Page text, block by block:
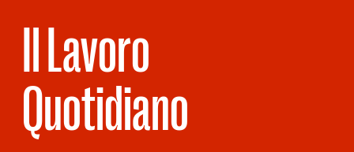
Il Lavoro
Quotidiano